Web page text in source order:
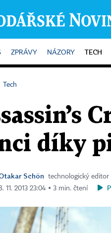
ZPRÁVY NÁZORY TECH
Tech
díky
Schön
technologický editor
11. 2013 23:04 ▪ 3 min. čtení